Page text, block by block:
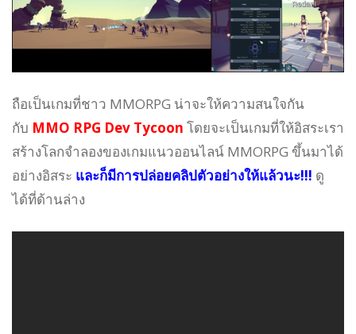
ถือเป็นเกมที่ชาว MMORPG น่าจะให้ความสนใจกัน
กับ MMO RPG Dev Tycoon โดยจะเป็นเกมที่ให้อิสระเรา
สร้างโลกจำลองของเกมแนวออนไลน์ MMORPG ขึ้นมาได้
อย่างอิสระ และก็มีการปล่อยคลิปตัวอย่างให้แล้วนะ!!! ดู
ได้ที่ด้านล่าง